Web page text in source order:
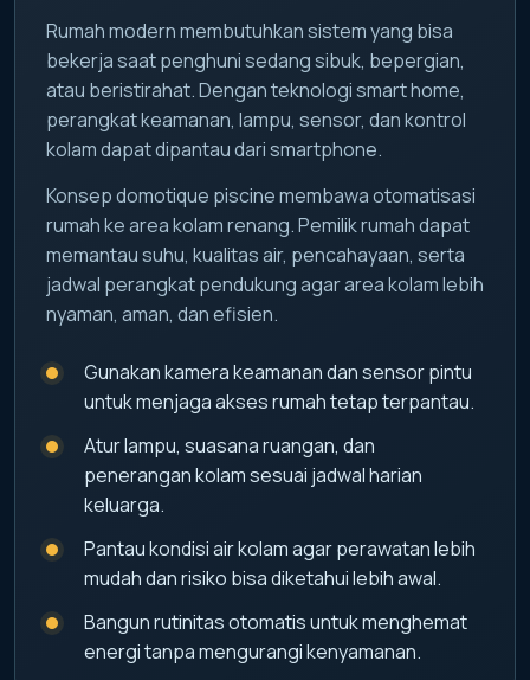
Rumah modern membutuhkan sistem yang bisa
bekerja saat penghuni sedang sibuk, bepergian,
atau beristirahat. Dengan teknologi smart home,
perangkat keamanan, lampu, sensor, dan kontrol
kolam dapat dipantau dari smartphone.
Konsep domotique piscine membawa otomatisasi
rumah ke area kolam renang. Pemilik rumah dapat
memantau suhu, kualitas air, pencahayaan, serta
jadwal perangkat pendukung agar area kolam lebih
nyaman, aman, dan efisien.
Gunakan kamera keamanan dan sensor pintu
untuk menjaga akses rumah tetap terpantau.
Atur lampu, suasana ruangan, dan
penerangan kolam sesuai jadwal harian
keluarga.
Pantau kondisi air kolam agar perawatan lebih
mudah dan risiko bisa diketahui lebih awal.
Bangun rutinitas otomatis untuk menghemat
energi tanpa mengurangi kenyamanan.